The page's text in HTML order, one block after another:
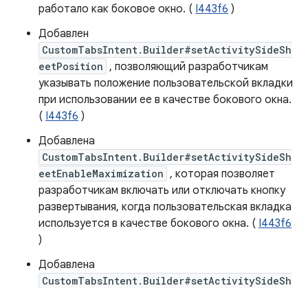
работало как боковое окно. ( I443f6 )
Добавлен
CustomTabsIntent.Builder#setActivitySideSh
eetPosition , позволяющий разработчикам
указывать положение пользовательской вкладки
при использовании ее в качестве бокового окна.
( I443f6 )
Добавлена
CustomTabsIntent.Builder#setActivitySideSh
eetEnableMaximization , которая позволяет
разработчикам включать или отключать кнопку
развертывания, когда пользовательская вкладка
используется в качестве бокового окна. ( I443f6
)
Добавлена
CustomTabsIntent.Builder#setActivitySideSh